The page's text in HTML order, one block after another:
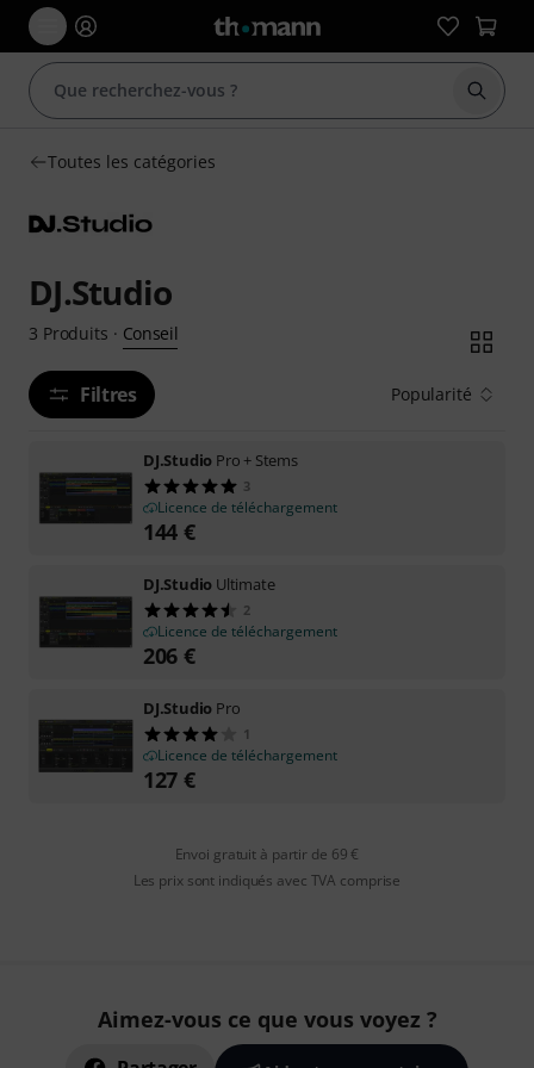
Toutes les catégories
DJ.Studio
3 Produits · Conseil
Filtres Popularité
DJ.Studio Pro + Stems
3
Licence de téléchargement
144 €
DJ.Studio Ultimate
2
Licence de téléchargement
206 €
DJ.Studio Pro
1
Licence de téléchargement
127 €
Envoi gratuit à partir de 69 €
Les prix sont indiqués avec TVA comprise
Aimez-vous ce que vous voyez ?